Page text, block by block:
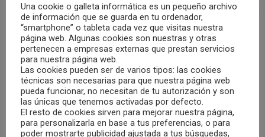
centros de titularidad pública. 3 plazas podrán ser
cubiertas en esta convocatoria por el turno de personas
con discapacidad.
Biología (BIR): 83 plazas, 80 plazas de titularidad pública y 3
pertenecientes a centros de titularidad privada. 8 plazas
podrán ser cubiertas en esta convocatoria por el turno de
personas con discapacidad.
Una cookie o galleta informática es un pequeño archivo
de información que se guarda en tu ordenador,
“smartphone” o tableta cada vez que visitas nuestra
página web. Algunas cookies son nuestras y otras
pertenecen a empresas externas que prestan servicios
para nuestra página web.
Las cookies pueden ser de varios tipos: las cookies
técnicas son necesarias para que nuestra página web
pueda funcionar, no necesitan de tu autorización y son
las únicas que tenemos activadas por defecto.
El resto de cookies sirven para mejorar nuestra página,
para personalizarla en base a tus preferencias, o para
poder mostrarte publicidad ajustada a tus búsquedas,